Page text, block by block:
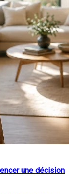
une décision